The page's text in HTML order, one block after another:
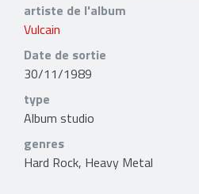
artiste de l'album
Vulcain
Date de sortie
30/11/1989
type
Album studio
genres
Hard Rock, Heavy Metal